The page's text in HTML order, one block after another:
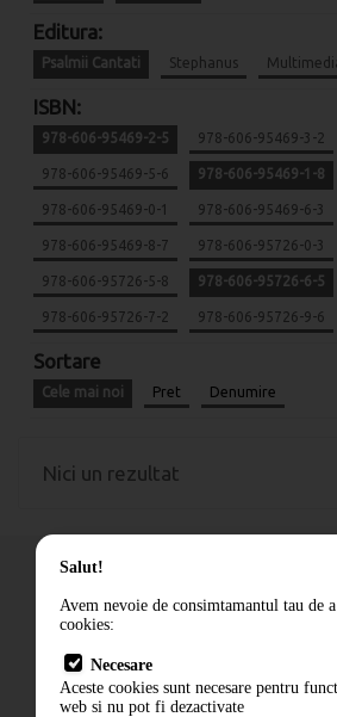
Editura:
Psalmii Cantati Stephanus
ISBN:
978-606-95469-2-5 978-606-95469-3-2
978-606-95469-5-6 978-606-95469-1-8
978-606-95469-0-1 978-606-95469-6-3
978-606-95469-8-7 978-606-95726-0-3
978-606-95726-5-8 978-606-95726-6-5
978-606-95726-7-2 978-606-95726-9-6
Sortare
Cele mai noi Pret Denumire
Nici un rezultat
Cum comand
Livrare
Contact
Salut!
Avem nevoie de consimtamantul tau de
cookies:
Necesare
Aceste cookies sunt necesare pentru
web si nu pot fi dezactivate